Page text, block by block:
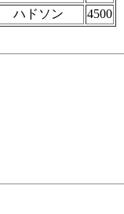
ハドソン 4500